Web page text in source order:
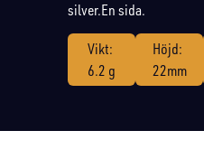
silver.En sida.
Vikt:
6.2 g
Höjd:
22mm